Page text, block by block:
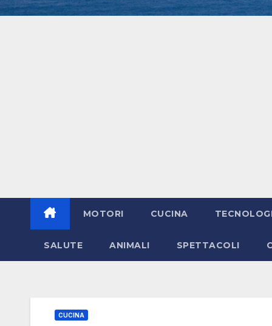
MOTORI CUCINA
SALUTE ANIMALI SPETTACOLI
CUCINA